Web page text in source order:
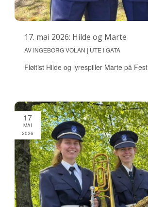
17. mai 2026: Hilde og Marte
AV INGEBORG VOLAN | UTE I GATA
Fløitist Hilde og lyrespiller Marte på
17
MAI
2026